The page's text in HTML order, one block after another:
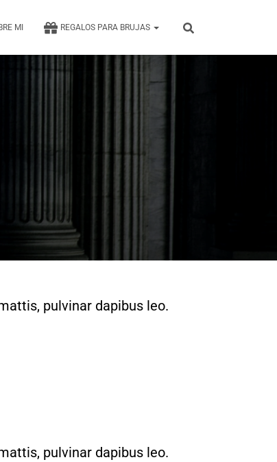
MI REGALOS PARA BRUJAS
pulvinar dapibus leo.
pulvinar dapibus leo.